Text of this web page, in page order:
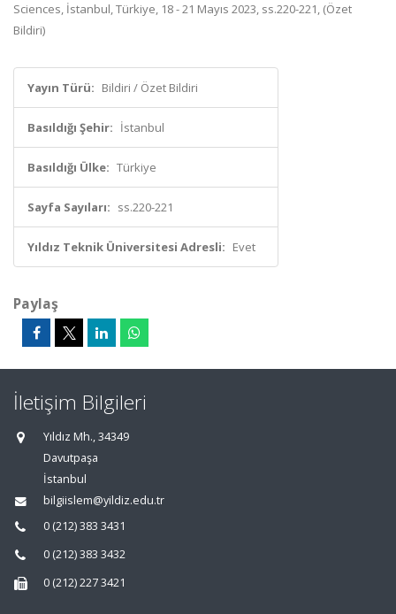
Sciences, İstanbul, Türkiye, 18 - 21 Mayıs 2023, ss.220-221, (Özet
Bildiri)
Yayın Türü: Bildiri / Özet Bildiri
Basıldığı Şehir: İstanbul
Basıldığı Ülke: Türkiye
Sayfa Sayıları: ss.220-221
Yıldız Teknik Üniversitesi Adresli: Evet
Paylaş
İletişim Bilgileri
Yıldız Mh., 34349
Davutpaşa
İstanbul
bilgiislem@yildiz.edu.tr
0 (212) 383 3431
0 (212) 383 3432
0 (212) 227 3421